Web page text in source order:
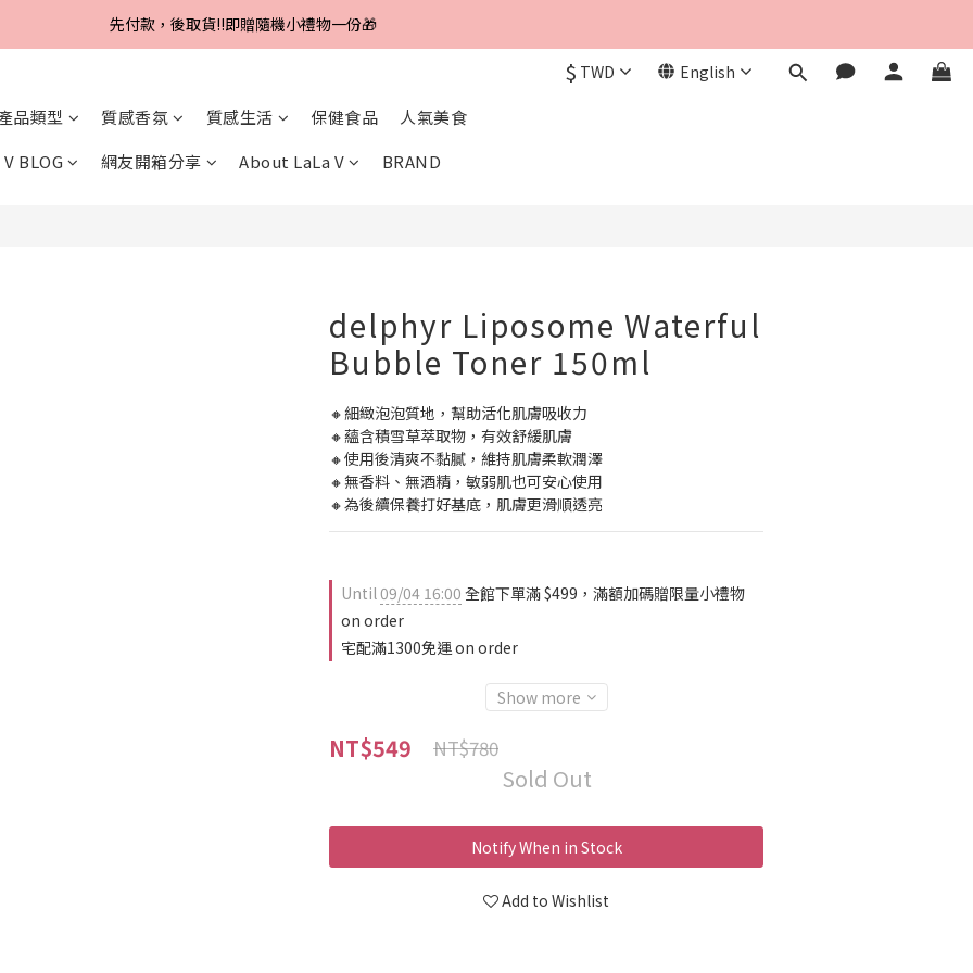
Line好友招募中，首購、回購皆贈100元
先付款，後取貨‼️即贈隨機小禮物一份🎁
$ TWD English
品類型 質感香氛 質感生活 保健食品
人氣美食
BLOG 網友開箱分享 About LaLa V BRAND
delphyr Liposome Waterful
Bubble Toner 150ml
🔸細緻泡泡質地，幫助活化肌膚吸收力
🔸蘊含積雪草萃取物，有效舒緩肌膚
🔸使用後清爽不黏膩，維持肌膚柔軟潤澤
🔸無香料、無酒精，敏弱肌也可安心使用
🔸為後續保養打好基底，肌膚更滑順透亮
Until09/04 16:00 全館下單滿 $499，滿額加碼贈限量小禮物
on order
宅配滿1300免運 on order
Show more
NT$549 NT$780
Sold Out
Notify When in Stock
Add to Wishlist